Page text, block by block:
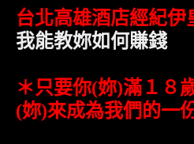
台北高雄酒店經紀伊
我能教妳如何賺錢
＊只要你(妳)滿１８
(妳)來成為我們的一